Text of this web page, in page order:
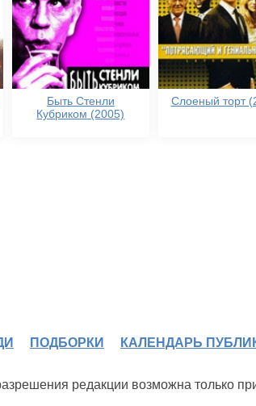
Быть Стенли
Кубриком (2005)
Слоеный торт
ПОДБОРКИ КАЛЕНДАРЬ
редакции возможна только